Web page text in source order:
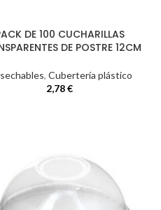
DE 100 CUCHARILLAS
DE POSTRE 12CM
, Cubertería plástico
2,78€